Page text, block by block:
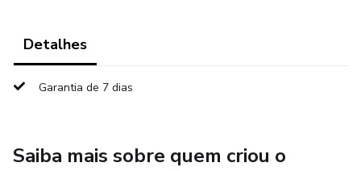
Detalhes
Garantia de 7 dias
Saiba mais sobre quem criou o